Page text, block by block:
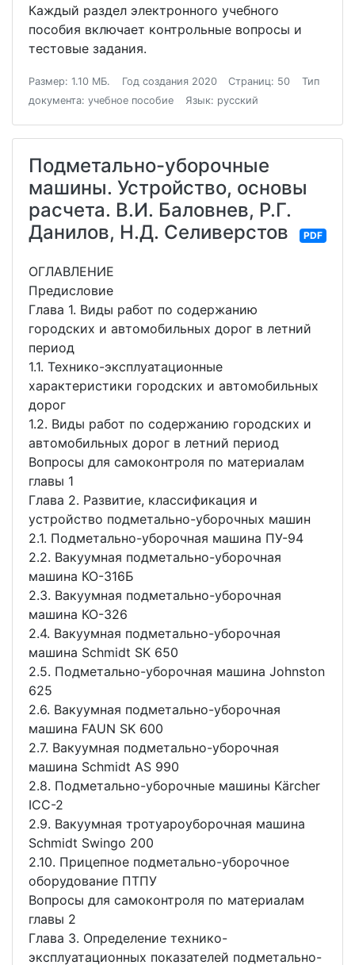
Каждый раздел электронного учебного
пособия включает контрольные вопросы и
тестовые задания.
Размер: 1.10 МБ. Год создания 2020 Страниц: 50
Тип
документа: учебное пособие
Язык: русский
Подметально-уборочные
машины. Устройство, основы
расчета. В.И. Баловнев, Р.Г.
Данилов, Н.Д. Селиверстов
PDF
ОГЛАВЛЕНИЕ
Предисловие
Глава 1. Виды работ по содержанию
городских и автомобильных дорог в летний
период
1.1. Технико-эксплуатационные
характеристики городских и автомобильных
дорог
1.2. Виды работ по содержанию городских и
автомобильных дорог в летний период
Вопросы для самоконтроля по материалам
главы 1
Глава 2. Развитие, классификация и
устройство подметально-уборочных машин
2.1. Подметально-уборочная машина ПУ-94
2.2. Вакуумная подметально-уборочная
машина КО-316Б
2.3. Вакуумная подметально-уборочная
машина КО-326
2.4. Вакуумная подметально-уборочная
машина Schmidt SК 650
2.5. Подметально-уборочная машина Johnston
625
2.6. Вакуумная подметально-уборочная
машина FAUN SK 600
2.7. Вакуумная подметально-уборочная
машина Schmidt AS 990
2.8. Подметально-уборочные машины Kärchеr
IСС-2
2.9. Вакуумная тротуароуборочная машина
Schmidt Swingo 200
2.10. Прицепное подметально-уборочное
оборудование ПТПУ
Вопросы для самоконтроля по материалам
главы 2
Глава 3. Определение технико-
эксплуатационных показателей подметально-